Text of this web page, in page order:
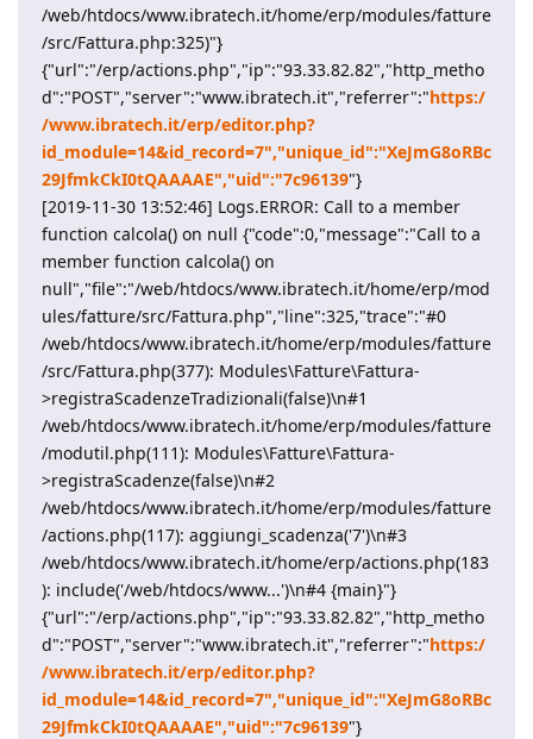
/web/htdocs/www.ibratech.it/home/erp/modules/fatture
/src/Fattura.php:325)"}
{"url":"/erp/actions.php","ip":"93.33.82.82","http_metho
d":"POST","server":"www.ibratech.it","referrer":"https:/
/www.ibratech.it/erp/editor.php?
id_module=14&id_record=7","unique_id":"XeJmG8oRBc
29JfmkCkI0tQAAAAE","uid":"7c96139"}
[2019-11-30 13:52:46] Logs.ERROR: Call to a member
function calcola() on null {"code":0,"message":"Call to a
member function calcola() on
null","file":"/web/htdocs/www.ibratech.it/home/erp/mod
ules/fatture/src/Fattura.php","line":325,"trace":"#0
/web/htdocs/www.ibratech.it/home/erp/modules/fatture
/src/Fattura.php(377): Modules\Fatture\Fattura-
>registraScadenzeTradizionali(false)\n#1
/web/htdocs/www.ibratech.it/home/erp/modules/fatture
/modutil.php(111): Modules\Fatture\Fattura-
>registraScadenze(false)\n#2
/web/htdocs/www.ibratech.it/home/erp/modules/fatture
/actions.php(117): aggiungi_scadenza('7')\n#3
/web/htdocs/www.ibratech.it/home/erp/actions.php(183
): include('/web/htdocs/www...')\n#4 {main}"}
{"url":"/erp/actions.php","ip":"93.33.82.82","http_metho
d":"POST","server":"www.ibratech.it","referrer":"https:/
/www.ibratech.it/erp/editor.php?
id_module=14&id_record=7","unique_id":"XeJmG8oRBc
29JfmkCkI0tQAAAAE","uid":"7c96139"}